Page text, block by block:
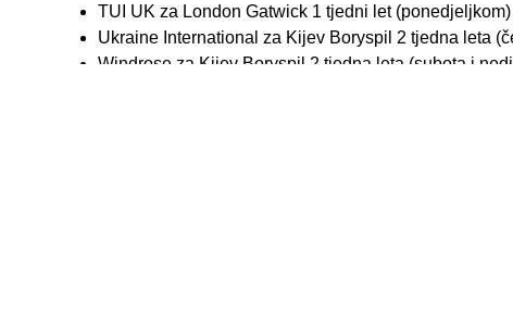
TUI UK za London Gatwick 1 tjedni let (ponedjeljkom)
Ukraine International za Kijev Boryspil 2 tjedna leta
Windrose za Kijev Boryspil 2 tjedna leta (subota i